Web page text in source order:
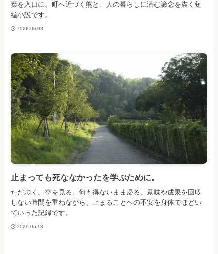
葉を入口に、町へ近づく熊と、人の暮らしに潜む諦念を描く短
編小説です。
2026.06.08
止まっても死ななかったを学ぶために。
ただ歩く。空を見る。何も得ないまま帰る。意味や成果を回収
しない時間を重ねながら、止まることへの不安を身体でほどい
ていった記録です。
2026.05.18